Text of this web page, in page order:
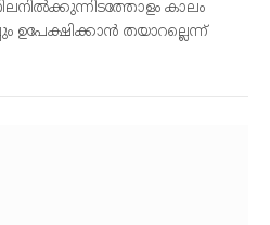
കാലം
തയാറല്ലെന്ന്